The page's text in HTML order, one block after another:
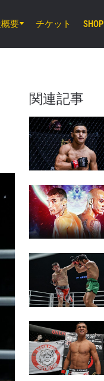
Inner Circle
要 チケット SHOP
関連記事